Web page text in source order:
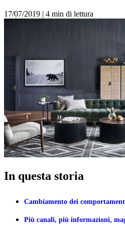
17/07/2019 | 4 min di lettura
In questa storia
Cambiamento dei
Più canali, più informazioni,